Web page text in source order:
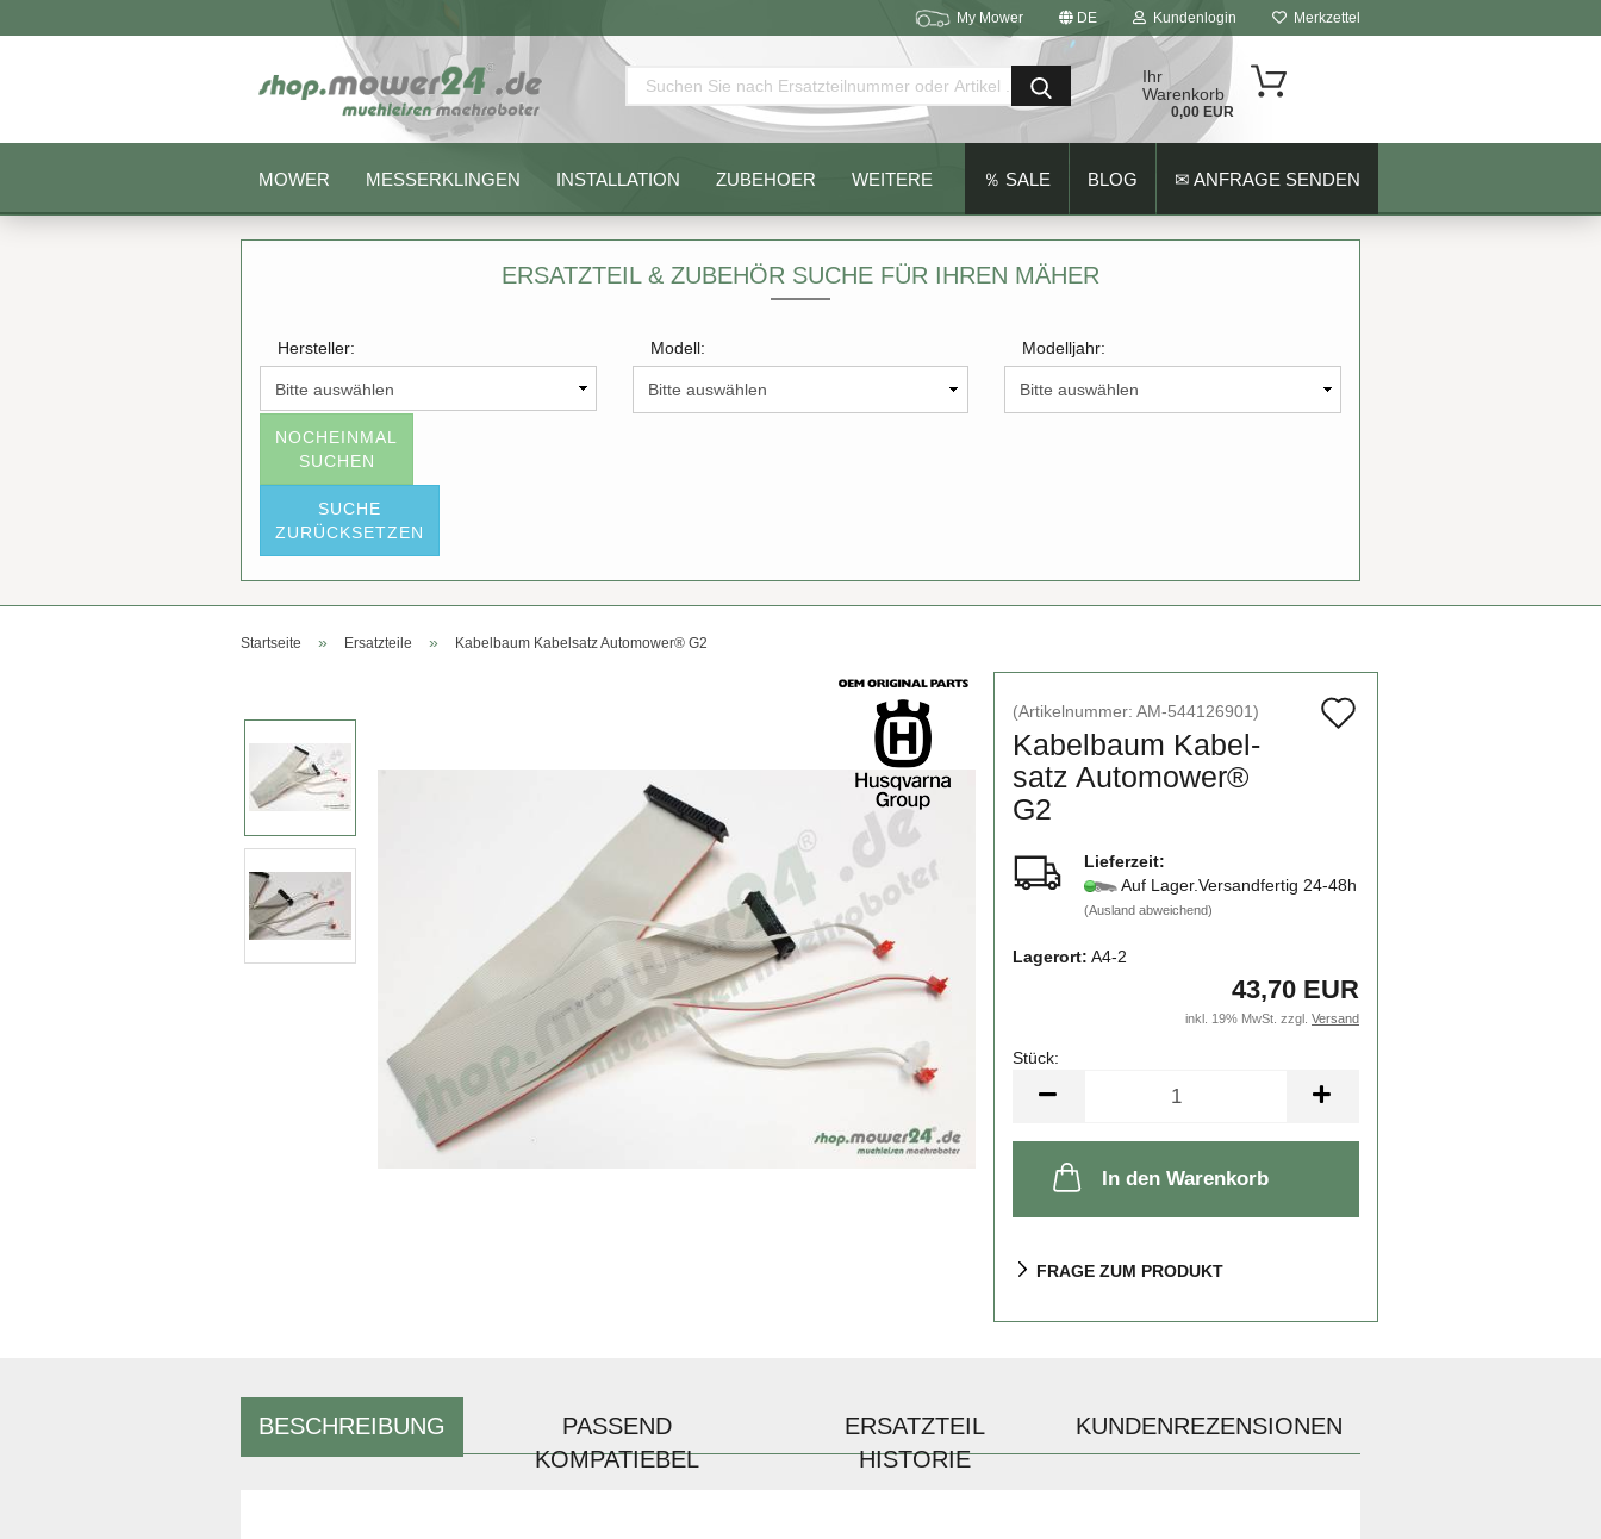
My Mower DE Kundenlogin
Passwort vergessen?
Merkzettel
Ihr
Warenkorb
0,00 EUR
MOWER MESSERKLINGEN INSTALLATION ZUBEHOER ％ SALE BLOG ✉ ANFRAGE SENDEN
WEITERE
ERSATZTEIL & ZUBEHÖR SUCHE FÜR IHREN MÄHER
Hersteller: Modell: Modelljahr:
NOCHEINMAL
SUCHEN
SUCHE
ZURÜCKSETZEN
Startseite » Ersatzteile » Kabelbaum Kabelsatz Automower® G2
(Artikelnummer: AM-544126901)
Ka­bel­baum Ka­bel­
satz Au­to­mower®
G2
Lieferzeit:
Auf Lager.Versandfertig 24-48h
(Ausland abweichend)
Lagerort: A4-2
43,70 EUR
inkl. 19% MwSt. zzgl. Versand
Stück:
Stück
In den Warenkorb
FRAGE ZUM PRODUKT
BESCHREIBUNG
PASSEND
KOMPATIEBEL
ERSATZTEIL
HISTORIE
KUNDENREZENSIONEN